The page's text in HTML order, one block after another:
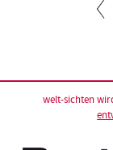
welt-sichten